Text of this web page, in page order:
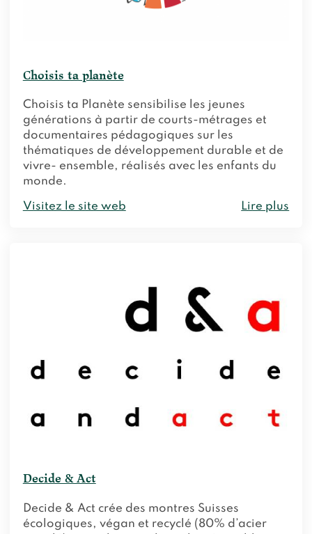
Choisis ta planète
Choisis ta Planète sensibilise les jeunes
générations à partir de courts-métrages et
documentaires pédagogiques sur les
thématiques de développement durable et de
vivre- ensemble, réalisés avec les enfants du
monde.
Visitez le site web Lire plus
Decide & Act
Decide & Act crée des montres Suisses
écologiques, végan et recyclé (80% d’acier